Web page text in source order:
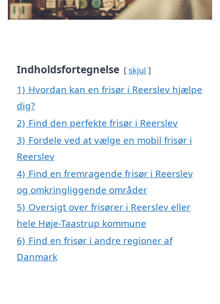
Indholdsfortegnelse skjul
1) Hvordan kan en frisør i Reerslev hjælpe
dig?
2) Find den perfekte frisør i Reerslev
3) Fordele ved at vælge en mobil frisør i
Reerslev
4) Find en fremragende frisør i Reerslev
og omkringliggende områder
5) Oversigt over frisører i Reerslev eller
hele Høje-Taastrup kommune
6) Find en frisør i andre regioner af
Danmark